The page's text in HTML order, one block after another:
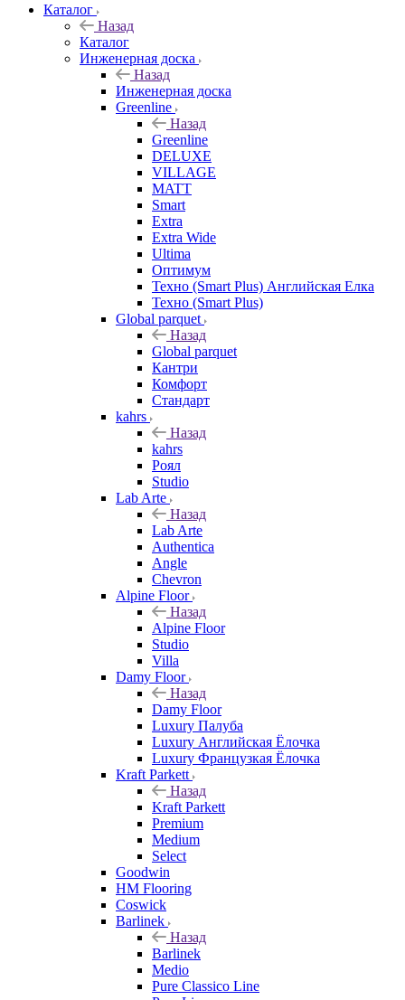
Каталог
Назад
Каталог
Инженерная доска
Назад
Инженерная доска
Greenline
Назад
Greenline
DELUXE
VILLAGE
MATT
Smart
Extra
Extra Wide
Ultima
Оптимум
Техно (Smart Plus) Английская Елка
Техно (Smart Plus)
Global parquet
Назад
Global parquet
Кантри
Комфорт
Стандарт
kahrs
Назад
kahrs
Роял
Studio
Lab Arte
Назад
Lab Arte
Authentica
Angle
Chevron
Alpine Floor
Назад
Alpine Floor
Studio
Villa
Damy Floor
Назад
Damy Floor
Luxury Палуба
Luxury Английская Ёлочка
Luxury Французкая Ёлочка
Kraft Parkett
Назад
Kraft Parkett
Premium
Medium
Select
Goodwin
HM Flooring
Coswick
Barlinek
Назад
Barlinek
Medio
Pure Classico Line